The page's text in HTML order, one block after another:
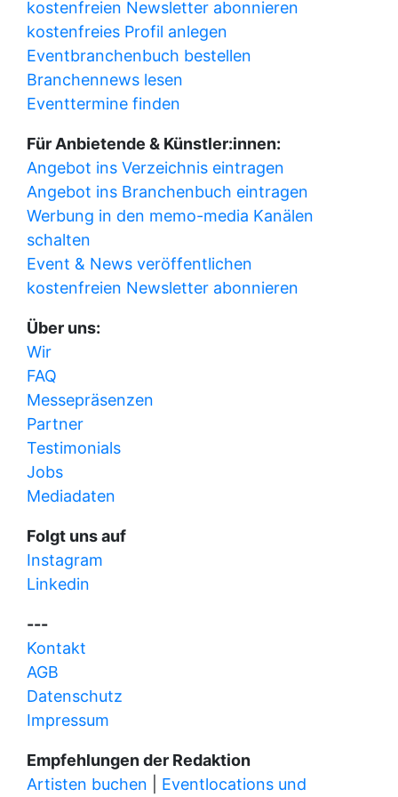
kostenfreien Newsletter abonnieren
kostenfreies Profil anlegen
Eventbranchenbuch bestellen
Branchennews lesen
Eventtermine finden
Für Anbietende & Künstler:innen:
Angebot ins Verzeichnis eintragen
Angebot ins Branchenbuch eintragen
Werbung in den memo-media Kanälen
schalten
Event & News veröffentlichen
kostenfreien Newsletter abonnieren
Über uns:
Wir
FAQ
Messepräsenzen
Partner
Testimonials
Jobs
Mediadaten
Folgt uns auf
Instagram
Linkedin
---
Kontakt
AGB
Datenschutz
Impressum
Empfehlungen der Redaktion
Artisten buchen
Eventlocations und